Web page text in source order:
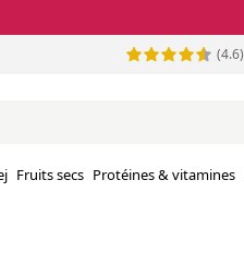
(4.6)
Fruits secs Protéines & vitamines